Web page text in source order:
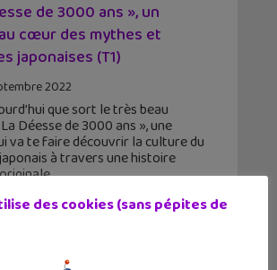
de 3000 ans », un
cœur des mythes et
japonaises (T1)
2022
que sort le très beau
Déesse de 3000 ans », une
va te faire découvrir la culture du
à travers une histoire
des cookies (sans pépites de